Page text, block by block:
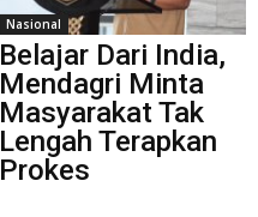
Nasional
Belajar Dari India,
Mendagri Minta
Masyarakat Tak
Lengah Terapkan
Prokes